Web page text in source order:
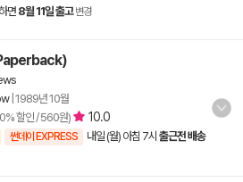
면8월 11일 출고 변경
| 1989년 10월
할인 / 560원) 10.0
썬데이 EXPRESS 내일 (월) 아침 7시 출근전 배송